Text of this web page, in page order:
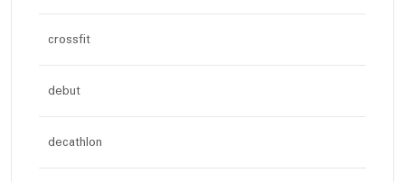
crossfit
debut
decathlon